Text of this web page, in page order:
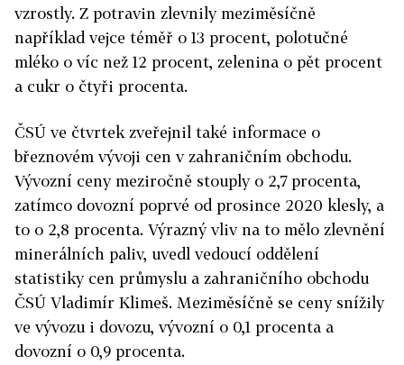
vzrostly. Z potravin zlevnily meziměsíčně
například vejce téměř o 13 procent, polotučné
mléko o víc než 12 procent, zelenina o pět procent
a cukr o čtyři procenta.
ČSÚ ve čtvrtek zveřejnil také informace o
březnovém vývoji cen v zahraničním obchodu.
Vývozní ceny meziročně stouply o 2,7 procenta,
zatímco dovozní poprvé od prosince 2020 klesly, a
to o 2,8 procenta. Výrazný vliv na to mělo zlevnění
minerálních paliv, uvedl vedoucí oddělení
statistiky cen průmyslu a zahraničního obchodu
ČSÚ Vladimír Klimeš. Meziměsíčně se ceny snížily
ve vývozu i dovozu, vývozní o 0,1 procenta a
dovozní o 0,9 procenta.